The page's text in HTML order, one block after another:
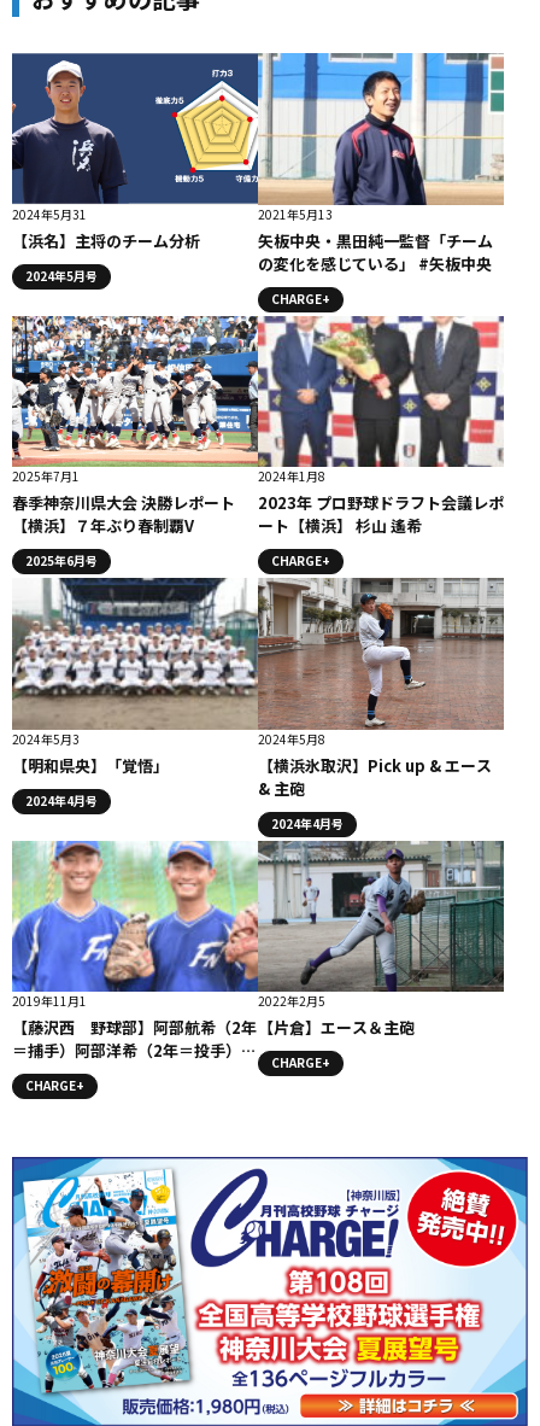
2024年5月31
【浜名】主将のチーム分析
2024年5月号
2021年5月13
矢板中央・黒田純一監督「チーム
の変化を感じている」 #矢板中央
CHARGE+
2025年7月1
春季神奈川県大会 決勝レポート
【横浜】７年ぶり春制覇V
2025年6月号
2024年1月8
2023年 プロ野球ドラフト会議レポ
ート【横浜】 杉山 遙希
CHARGE+
2024年5月3
【明和県央】「覚悟」
2024年4月号
2024年5月8
【横浜氷取沢】Pick up & エース
& 主砲
2024年4月号
2019年11月1
【藤沢西 野球部】阿部航希（2年
＝捕手）阿部洋希（2年＝投手）以
心伝心、双子のバッテリー
CHARGE+
2022年2月5
【片倉】エース＆主砲
CHARGE+